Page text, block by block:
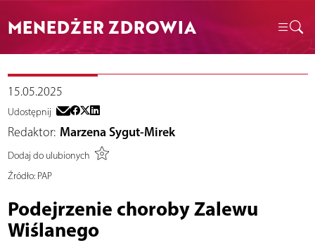
MENEDŻER ZDROWIA
15.05.2025
Udostępnij
Redaktor: Marzena Sygut-Mirek
Dodaj do ulubionych
Źródło:PAP
Podejrzenie choroby Zalewu
Wiślanego